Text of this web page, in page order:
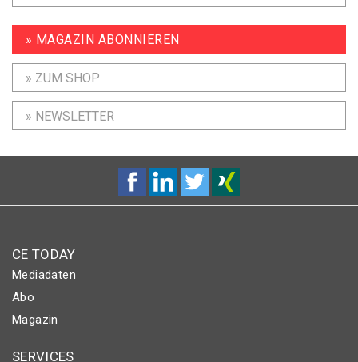
» MAGAZIN ABONNIEREN
» ZUM SHOP
» NEWSLETTER
CE TODAY
Mediadaten
Abo
Magazin
SERVICES